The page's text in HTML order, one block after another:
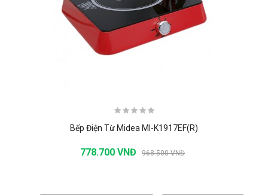
Bếp Điện Từ Midea MI-K1917EF(R)
778.700 VNĐ 968.500 VNĐ